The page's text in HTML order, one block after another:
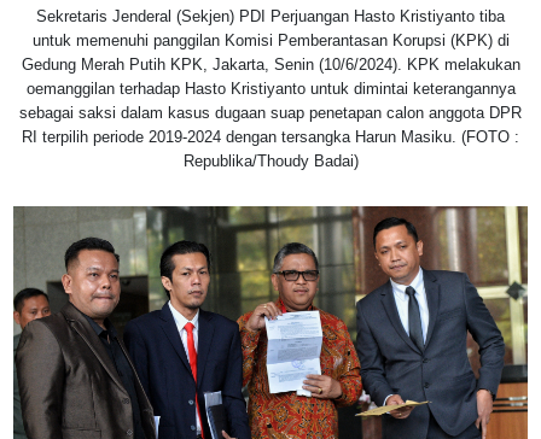
Sekretaris Jenderal (Sekjen) PDI Perjuangan Hasto Kristiyanto tiba
untuk memenuhi panggilan Komisi Pemberantasan Korupsi (KPK) di
Gedung Merah Putih KPK, Jakarta, Senin (10/6/2024). KPK melakukan
oemanggilan terhadap Hasto Kristiyanto untuk dimintai keterangannya
sebagai saksi dalam kasus dugaan suap penetapan calon anggota DPR
RI terpilih periode 2019-2024 dengan tersangka Harun Masiku. (FOTO :
Republika/Thoudy Badai)